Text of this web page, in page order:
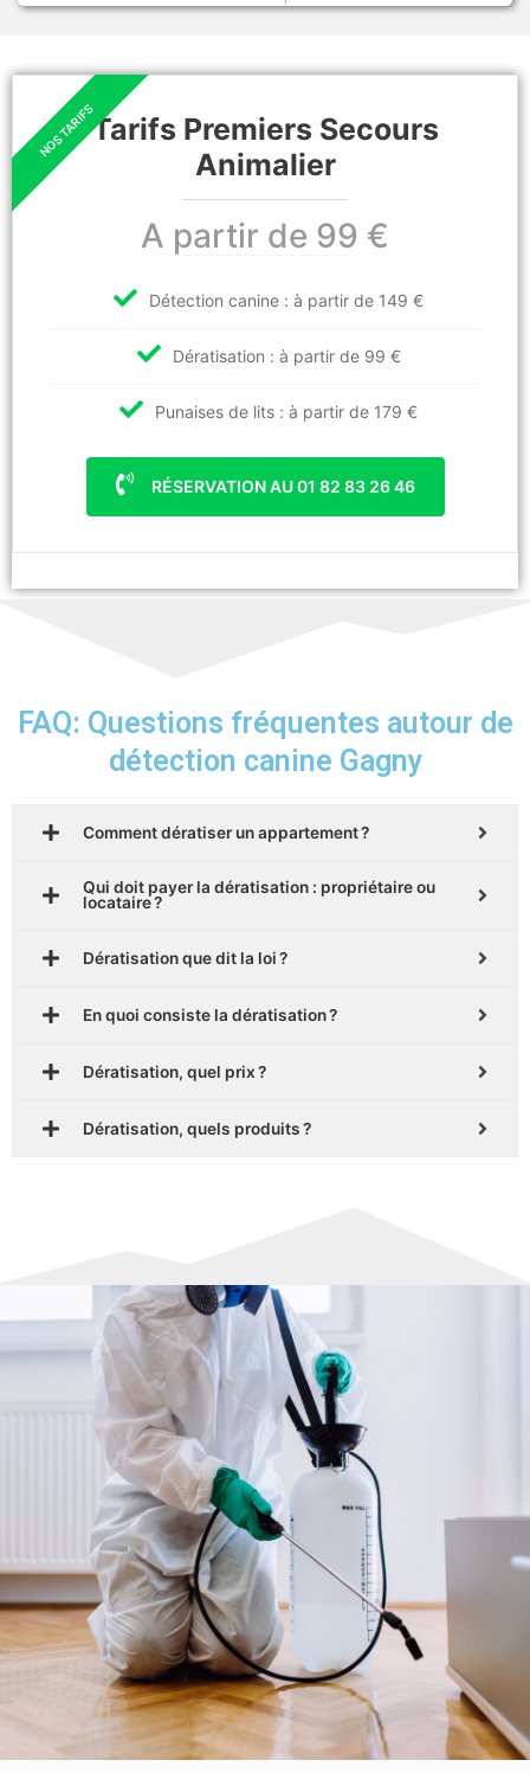
Tarifs Premiers Secours
Animalier
A partir de 99 €
Détection canine : à partir de 149 €
Dératisation : à partir de 99 €
Punaises de lits : à partir de 179 €
RÉSERVATION AU 01 82 83 26 46
FAQ: Questions fréquentes autour de
détection canine Gagny
Comment dératiser un appartement ?
Qui doit payer la dératisation : propriétaire ou
locataire ?
Dératisation que dit la loi ?
En quoi consiste la dératisation ?
Dératisation, quel prix ?
Dératisation, quels produits ?